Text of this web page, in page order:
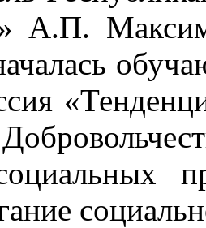
А.П.